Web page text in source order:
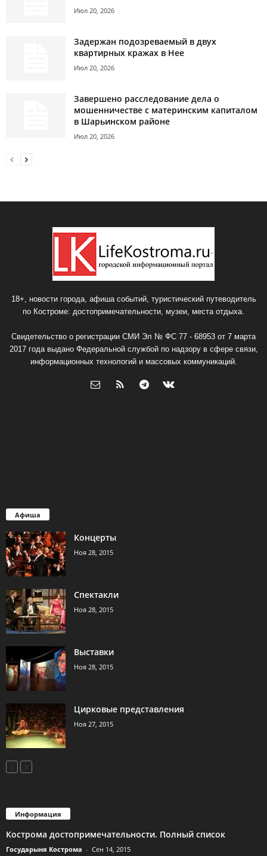
Июл 20, 2026
Задержан подозреваемый в двух
квартирных кражах в Нее
Июл 20, 2026
Завершено расследование дела о
мошенничестве с материнским капиталом
в Шарьинском районе
Июл 20, 2026
18+, новости города, афиша событий, туристический путеводитель
по Костроме: достопримечательности, музеи, места отдыха.
Свидетельство о регистрации СМИ Эл № ФС 77 - 68953 от 7 марта
2017 года выдано Федеральной службой по надзору в сфере связи,
информационных технологий и массовых коммуникаций.
Афиша
Концерты
Ноя 28, 2015
Спектакли
Ноя 28, 2015
Выставки
Ноя 28, 2015
Цирковые представления
Ноя 27, 2015
Информация
Кострома достопримечательности. Полный список
Государыня Кострома - Сен 14, 2015